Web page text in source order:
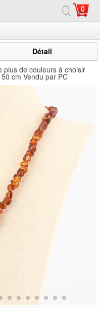
0
Détail
plus de couleurs à choisir
cm Vendu par PC